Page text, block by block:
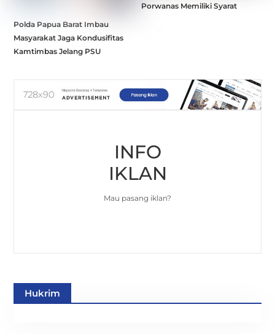
Polda Papua Barat Imbau
Masyarakat Jaga Kondusifitas
Kamtimbas Jelang PSU
Porwanas Memiliki Syarat
INFO
IKLAN
Mau pasang iklan?
Hukrim